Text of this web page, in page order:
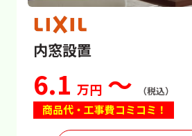
内窓設置
6.1万円 ～ （税込）
商品代・工事費コミコミ！